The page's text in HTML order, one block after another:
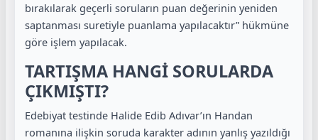
bırakılarak geçerli soruların puan değerinin yeniden
saptanması suretiyle puanlama yapılacaktır” hükmüne
göre işlem yapılacak.
TARTIŞMA HANGİ SORULARDA
ÇIKMIŞTI?
Edebiyat testinde Halide Edib Adıvar’ın Handan
romanına ilişkin soruda karakter adının yanlış yazıldığı